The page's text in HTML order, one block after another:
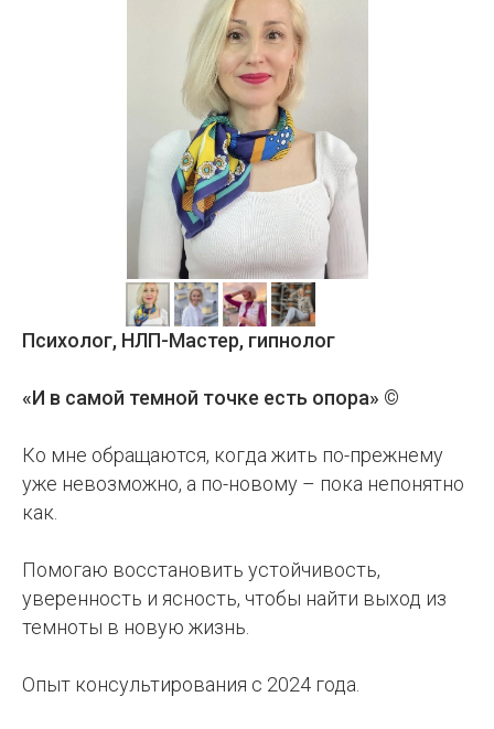
Психолог, НЛП-Мастер, гипнолог
«И в самой темной точке есть опора» ©
Ко мне обращаются, когда жить по-прежнему
уже невозможно, а по-новому – пока непонятно
как.
Помогаю восстановить устойчивость,
уверенность и ясность, чтобы найти выход из
темноты в новую жизнь.
Опыт консультирования с 2024 года.